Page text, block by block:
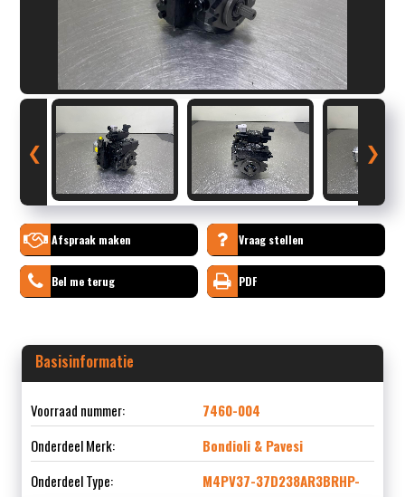
❮ ❯
Afspraak maken Vraag stellen
Bel me terug PDF
Basisinformatie
Voorraad nummer:
7460-004
Onderdeel Merk:
Bondioli & Pavesi
Onderdeel Type:
M4PV37-37D238AR3BRHP-